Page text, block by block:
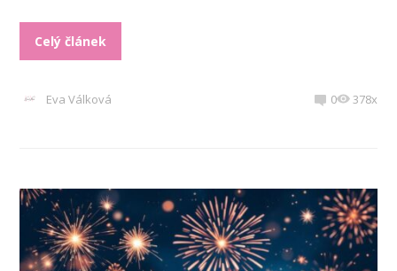
Celý článek
Eva Válková 0 378x